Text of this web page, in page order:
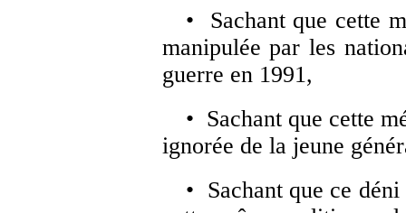
• Sachant que cette
manipulée par les
guerre en 1991,
• Sachant que cette
ignorée de la jeune
• Sachant que ce